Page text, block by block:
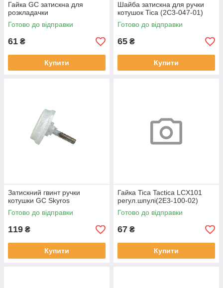
Гайка GC затискна для
розкладачки
Готово до відправки
61 ₴
Купити
Шайба затискна для ручки
котушок Tica (2C3-047-01)
Готово до відправки
65 ₴
Купити
Затискний гвинт ручки
котушки GC Skyros
Готово до відправки
119 ₴
Купити
Гайка Tica Tactica LCX101
регул.шпулі(2E3-100-02)
Готово до відправки
67 ₴
Купити